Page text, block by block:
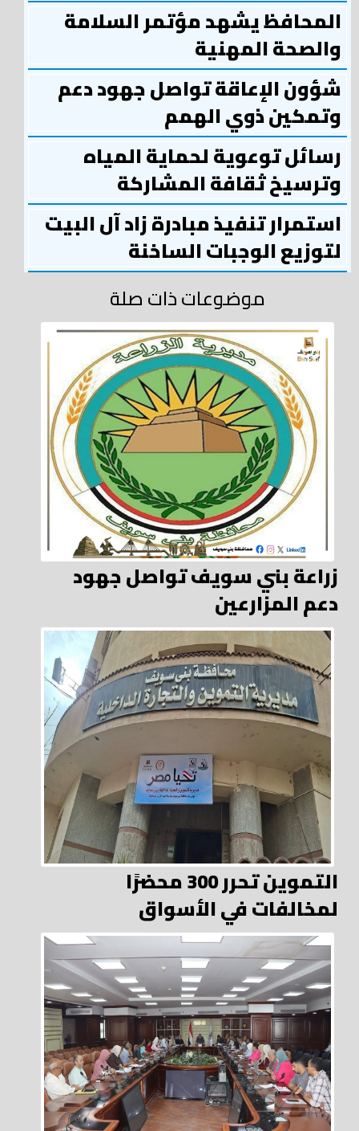
المحافظ يشهد مؤتمر السلامة
والصحة المهنية
شؤون الإعاقة تواصل جهود دعم
وتمكين ذوي الهمم
رسائل توعوية لحماية المياه
وترسيخ ثقافة المشاركة
استمرار تنفيذ مبادرة زاد آل البيت
لتوزيع الوجبات الساخنة
موضوعات ذات صلة
زراعة بني سويف تواصل جهود
دعم المزارعين
التموين تحرر 300 محضرًا
لمخالفات في الأسواق